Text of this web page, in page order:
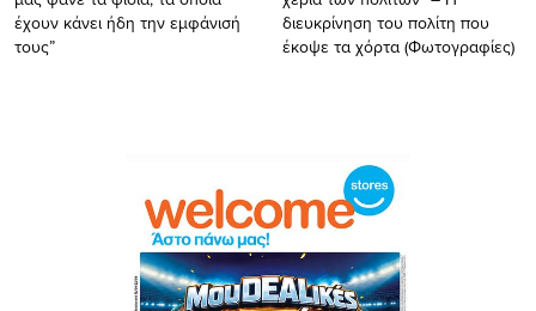
έχουν κάνει ήδη την εμφάνισή
τους”
διευκρίνηση του πολίτη που
έκοψε τα χόρτα (Φωτογραφίες)